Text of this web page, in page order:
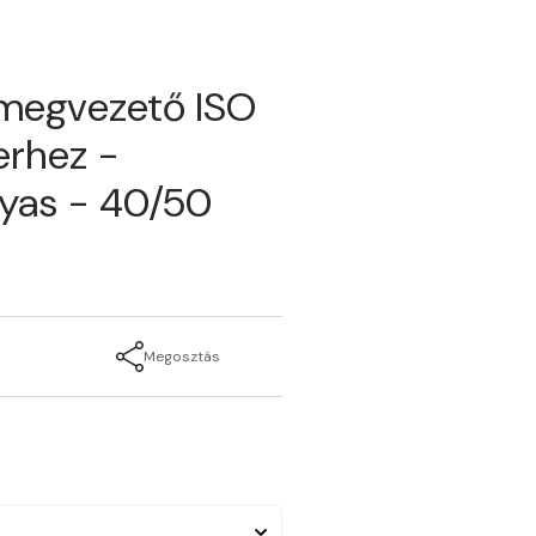
ISO
-
- 40/50
Megosztás